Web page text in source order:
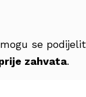
se
zahvata.